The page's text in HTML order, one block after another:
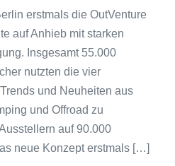
erstmals die OutVenture
auf Anhieb mit starken
Insgesamt 55.000
nutzten die vier
und Neuheiten aus
und Offroad zu
auf 90.000
neue Konzept erstmals […]